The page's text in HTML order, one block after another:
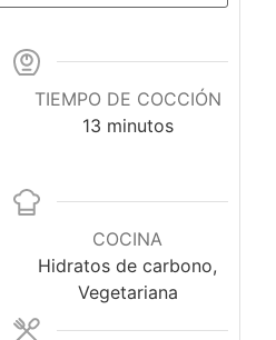
TIEMPO DE COCCIÓN
13minutos
minutos
COCINA
Hidratos de carbono,
Vegetariana